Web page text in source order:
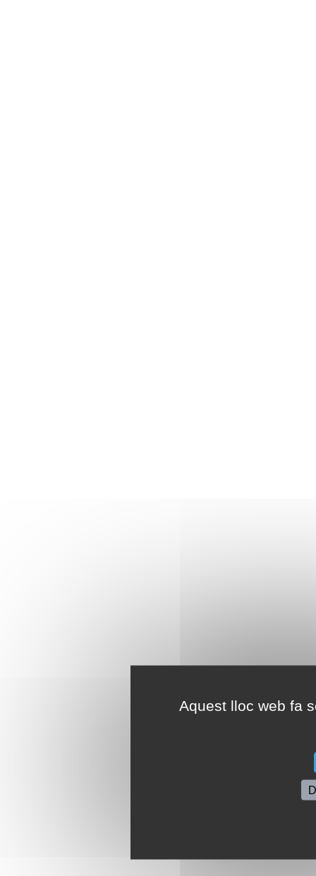
Aquest lloc web fa